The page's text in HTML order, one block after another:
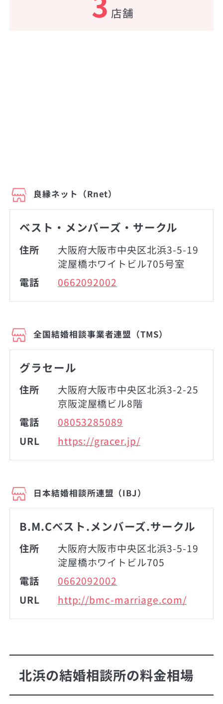
店舗
良縁ネット（Rnet）
ベスト・メンバーズ・サークル
住所
大阪府大阪市中央区北浜3-5-19
淀屋橋ホワイトビル705号室
電話
0662092002
全国結婚相談事業者連盟（TMS）
グラセール
住所
大阪府大阪市中央区北浜3-2-25
京阪淀屋橋ビル8階
電話
08053285089
URL
https://gracer.jp/
日本結婚相談所連盟（IBJ）
B.M.Cベスト.メンバーズ.サークル
住所
大阪府大阪市中央区北浜3-5-19
淀屋橋ホワイトビル705
電話
0662092002
URL
http://bmc-marriage.com/
北浜の結婚相談所の料金相場